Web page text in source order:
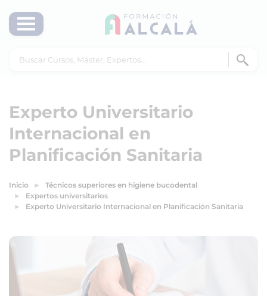
Experto Universitario
Internacional en
Planificación Sanitaria
Inicio
Técnicos superiores en higiene bucodental
Expertos universitarios
Experto Universitario Internacional en Planificación Sanitaria